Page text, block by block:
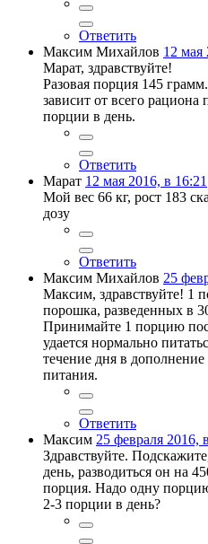
Ответить
Максим Михайлов 12 мая
Марат, здравствуйте!
Разовая порция 145
зависит от всего
порции в день.
Ответить
Марат 12 мая 2016, в 16:21
Мой вес 66 кг, рост 183
дозу
Ответить
Максим Михайлов 25
Максим, здравствуйте! 1
порошка, разведенных в
Принимайте 1 порцию
удается нормально
течение дня в
питания.
Ответить
Максим 25 февраля 2016,
Здравствуйте.
день, разводиться он на
порция. Надо одну
2-3 порции в день?